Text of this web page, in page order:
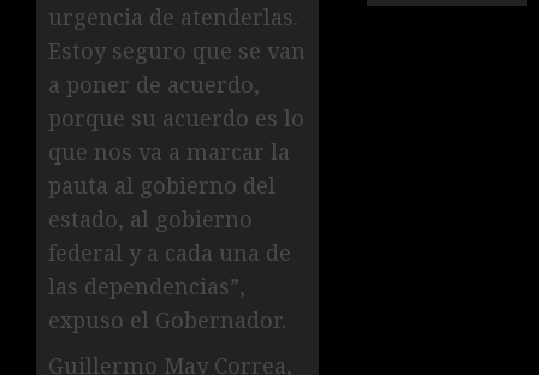
urgencia de atenderlas.
Estoy seguro que se van
a poner de acuerdo,
porque su acuerdo es lo
que nos va a marcar la
pauta al gobierno del
estado, al gobierno
federal y a cada una de
las dependencias”,
expuso el Gobernador.
Guillermo May Correa,